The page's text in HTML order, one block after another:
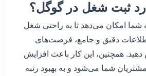
ثبت شغل در گوگل؟
امکان می‌دهد تا به راحتی شغل
اطلاعات دقیق و جامع، فرصت‌های
همچنین، این کار باعث افزایش
شما می‌شود و به بهبود رتبه